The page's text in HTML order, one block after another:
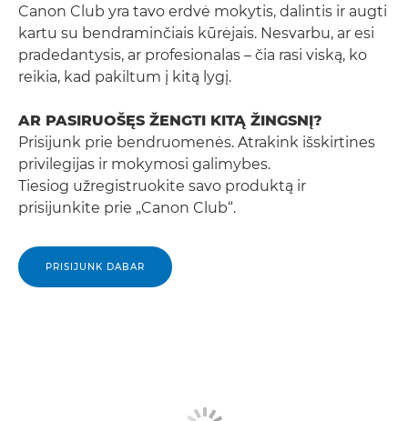
LYGIAI
KAIP TAI VEIKIA?
Canon Club yra tavo erdvė mokytis, dalintis ir augti
kartu su bendraminčiais kūrėjais. Nesvarbu, ar esi
pradedantysis, ar profesionalas – čia rasi viską, ko
reikia, kad pakiltum į kitą lygį.
AR PASIRUOŠĘS ŽENGTI KITĄ ŽINGSNĮ?
Prisijunk prie bendruomenės. Atrakink išskirtines
privilegijas ir mokymosi galimybes.
Tiesiog užregistruokite savo produktą ir
prisijunkite prie „Canon Club“.
PRISIJUNK DABAR